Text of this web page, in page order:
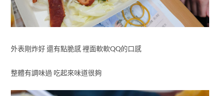
外表剛炸好 還有點脆感 裡面軟軟QQ的口感
整體有調味過 吃起來味道很夠